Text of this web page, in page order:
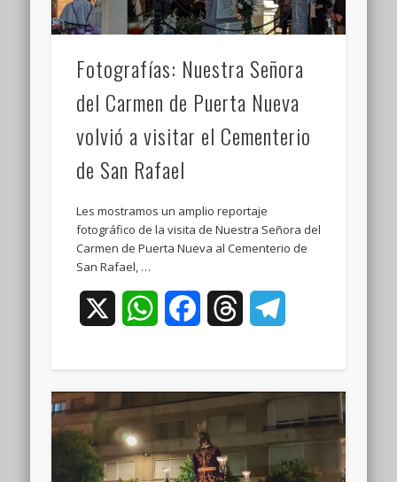
Fotografías: Nuestra Señora
del Carmen de Puerta Nueva
volvió a visitar el Cementerio
de San Rafael
Les mostramos un amplio reportaje
fotográfico de la visita de Nuestra Señora del
Carmen de Puerta Nueva al Cementerio de
San Rafael, …
WhatsAppFacebookThreads